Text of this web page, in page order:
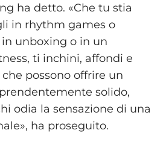
ha detto. «Che tu stia
in rhythm games o
unboxing o in un
ti inchini, affondi e
possono offrire un
solido,
odia la sensazione di una
ha proseguito.